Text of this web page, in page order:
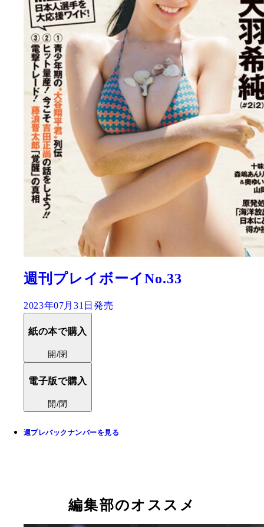
週刊プレイボーイNo.33
2023年07月31日発売
紙の本で購入
開/閉
電子版で購入
開/閉
週プレバックナンバーを見る
編集部のオススメ